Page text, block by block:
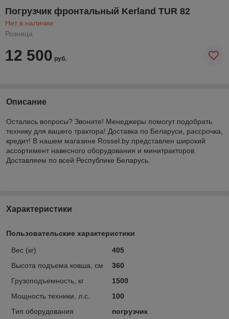
Погрузчик фронтальный Kerland TUR 82
Нет в наличии
Розница
12 500 руб.
Описание
Остались вопросы? Звоните! Менеджеры помогут подобрать
технику для вашего трактора! Доставка по Беларуси, рассрочка,
кредит! В нашем магазине Rossel.by представлен широкий
ассортимент навесного оборудования и минитракторов.
Доставляем по всей Республике Беларусь.
Характеристики
Пользовательские характеристики
Вес (кг)
405
Высота подъема ковша, см
360
Грузоподъемность, кг
1500
Мощность техники, л.с.
100
Тип оборудования
погрузчик